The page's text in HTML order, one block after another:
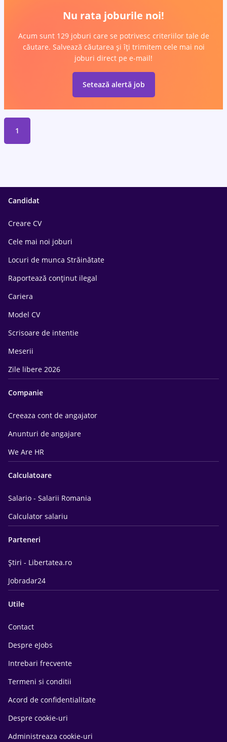
Nu rata joburile noi!
Acum sunt 129 joburi care se potrivesc criteriilor tale de
căutare. Salvează căutarea și îți trimitem cele mai noi
joburi direct pe e-mail!
Setează alertă job
1
Candidat
Creare CV
Cele mai noi joburi
Locuri de munca Străinătate
Raportează conținut ilegal
Cariera
Model CV
Scrisoare de intentie
Meserii
Zile libere 2026
Companie
Creeaza cont de angajator
Anunturi de angajare
We Are HR
Calculatoare
Salario - Salarii Romania
Calculator salariu
Parteneri
Știri - Libertatea.ro
Jobradar24
Utile
Contact
Despre eJobs
Intrebari frecvente
Termeni si conditii
Acord de confidentialitate
Despre cookie-uri
Administreaza cookie-uri